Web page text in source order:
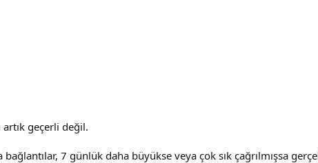
artık geçerli değil.
7 günlük daha büyükse veya çok sık çağrılmışsa